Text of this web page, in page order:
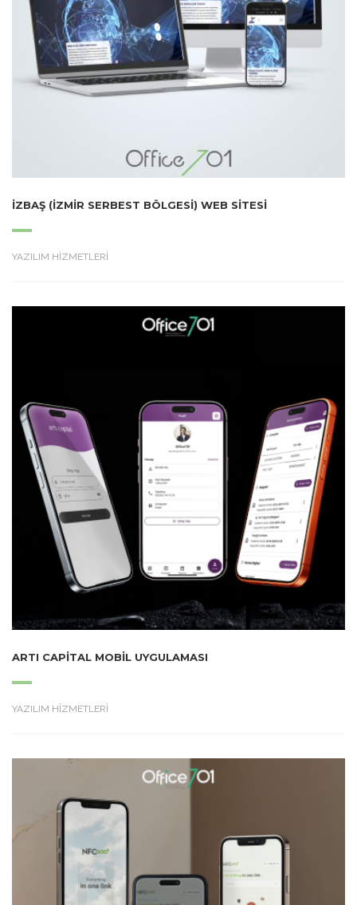
İZBAŞ (İZMIR SERBEST BÖLGESI) WEB SITESI
YAZILIM HİZMETLERİ
ARTI CAPITAL MOBIL UYGULAMASI
YAZILIM HİZMETLERİ